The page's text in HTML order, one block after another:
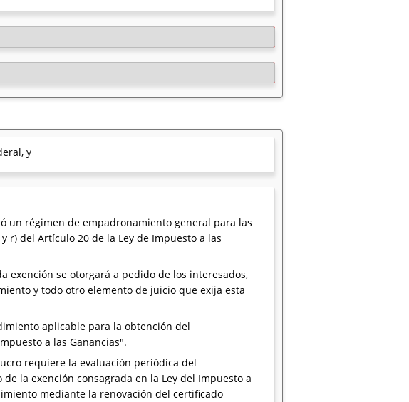
y
un régimen de empadronamiento general para las
r) del Artículo 20 de la Ley de Impuesto a las
exención se otorgará a pedido de los interesados,
y todo otro elemento de juicio que exija esta
aplicable para la obtención del
a las Ganancias".
requiere la evaluación periódica del
la exención consagrada en la Ley del Impuesto a
mediante la renovación del certificado